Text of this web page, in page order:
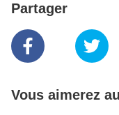
Partager
Vous aimerez